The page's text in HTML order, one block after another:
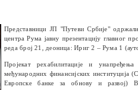
Представници ЈП "Путеви Србије"
центра Рума јавну презентацију главног
реда број 21, деоница: Ириг 2 – Рума 1
Пројекат рехабилитације и
међународних финансијских институција
Европске банке за обнову и развој)